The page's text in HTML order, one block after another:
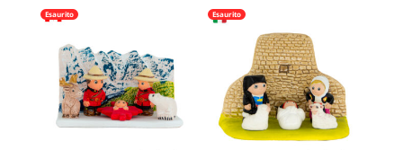
Esaurito Esaurito